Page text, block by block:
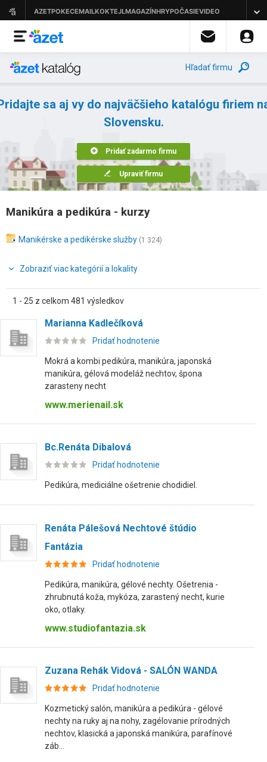
Hľadať firmu
sa aj vy do najväčšieho katalógu firiem
Slovensku.
Pridať zadarmo firmu
Upraviť firmu
Manikúra a pedikúra - kurzy
Manikérske a pedikérske služby (1 324)
Zobraziť viac kategórií a lokality
1 - 25 z celkom 481 výsledkov
Marianna Kadlečíková
Pridať hodnotenie
Mokrá a kombi pedikúra, manikúra, japonská
manikúra, gélová modeláž nechtov, špona
zarasteny necht
www.merienail.sk
Bc.Renáta Dibalová
Pridať hodnotenie
Pedikúra, mediciálne ošetrenie chodidiel.
Renáta Pálešová Nechtové štúdio
Fantázia
Pridať hodnotenie
Pedikúra, manikúra, gélové nechty. Ošetrenia -
zhrubnutá koža, mykóza, zarastený necht, kurie
oko, otlaky.
www.studiofantazia.sk
Zuzana Rehák Vidová - SALÓN WANDA
Pridať hodnotenie
Kozmetický salón, manikúra a pedikúra - gélové
nechty na ruky aj na nohy, zagélovanie prírodných
nechtov, klasická a japonská manikúra, parafínové
záb...